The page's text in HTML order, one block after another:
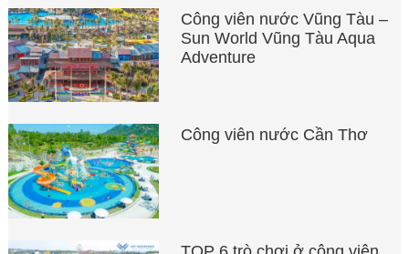
Công viên nước Vũng Tàu –
Sun World Vũng Tàu Aqua
Adventure
Công viên nước Cần Thơ